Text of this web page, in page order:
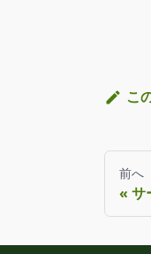
こ
前へ
サ